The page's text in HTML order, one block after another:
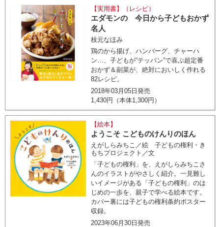
【実用書】（レシピ）
エダモンの 今日から子どもおかず
名人
枝元なほみ
鶏のから揚げ、ハンバーグ、チャーハ
ン…、子どもが“テッパン”で喜ぶ超定番
おかず＆副菜が、絶対においしく作れる
82レシピ。
2018年03月05日発売
1,430円（本体1,300円）
【絵本】
ようこそ こどものけんりのほん
えがしらみちこ／絵 子どもの権利・き
もちプロジェクト／文
「子どもの権利」を、えがしらみちこさ
んのイラストがやさしく紹介。一見難し
いイメージがある「子どもの権利」のは
じめの一歩を、親子で学べる絵本です。
カバー裏には子どもの権利条約ポスター
収録。
2023年06月30日発売